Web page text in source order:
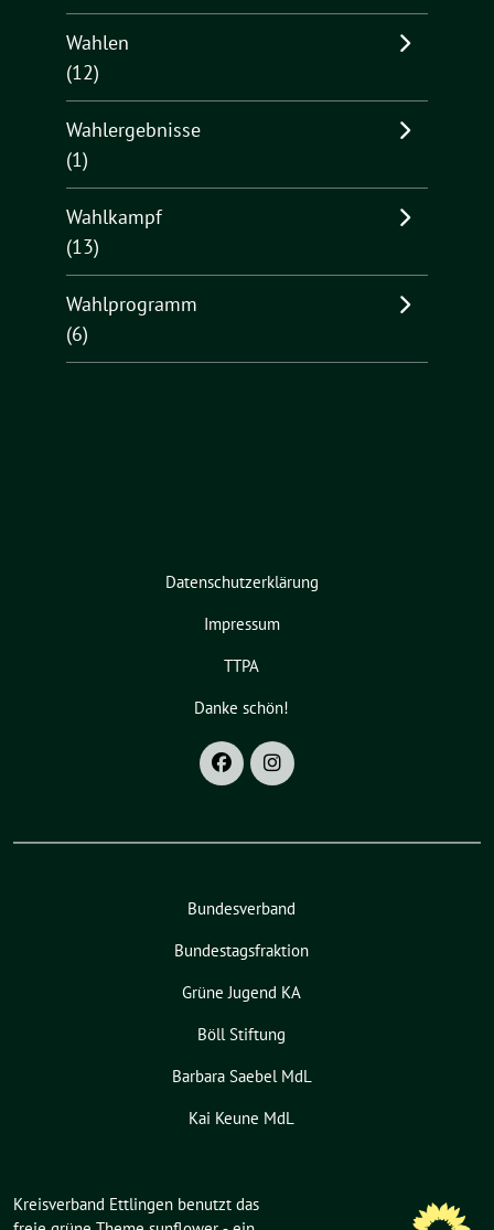
Wahlen
(12)
Wahlergebnisse
(1)
Wahlkampf
(13)
Wahlprogramm
(6)
Datenschutzerklärung
Impressum
TTPA
Danke schön!
Bundesverband
Bundestagsfraktion
Grüne Jugend KA
Böll Stiftung
Barbara Saebel MdL
Kai Keune MdL
Kreisverband Ettlingen benutzt das